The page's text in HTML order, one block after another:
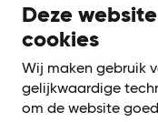
Deze
cookies
Wij maken gebruik
gelijkwaardige
om de website
Volg ons